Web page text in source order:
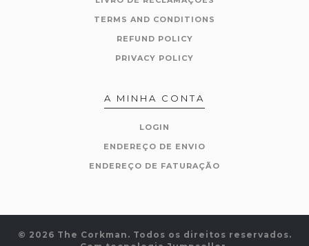
TERMS AND CONDITIONS
REFUND POLICY
PRIVACY POLICY
A MINHA CONTA
LOGIN
ENDEREÇO DE ENVIO
ENDEREÇO DE FATURAÇÃO
© 2026 The Corkman. Todos os direitos reservados.